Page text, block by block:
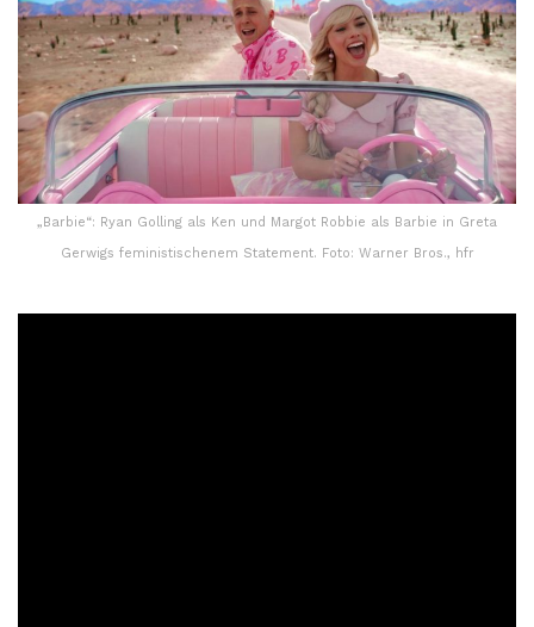
„Barbie“: Ryan Golling als Ken und Margot Robbie als Barbie in Greta
Gerwigs feministischenem Statement. Foto: Warner Bros., hfr